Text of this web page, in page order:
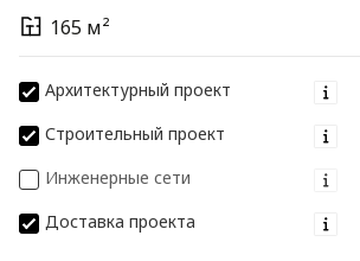
165 м²
Архитектурный проект
Строительный проект
Инженерные сети
Доставка проекта